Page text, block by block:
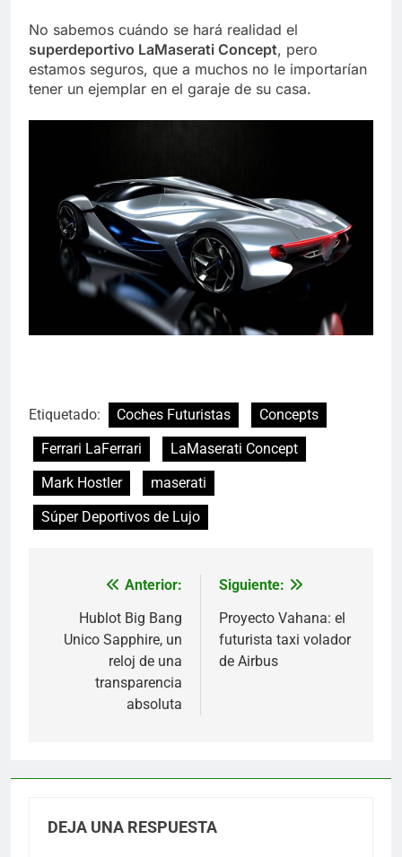
No sabemos cuándo se hará realidad el
superdeportivo LaMaserati Concept, pero
estamos seguros, que a muchos no le importarían
tener un ejemplar en el garaje de su casa.
Etiquetado: Coches Futuristas
Concepts
Ferrari LaFerrari
LaMaserati Concept
Mark Hostler
maserati
Súper Deportivos de Lujo
Navegación
entradas
Anterior:
Hublot Big Bang
Unico Sapphire, un
reloj de una
transparencia
absoluta
Siguiente:
Proyecto Vahana: el
futurista taxi volador
de Airbus
DEJA UNA RESPUESTA